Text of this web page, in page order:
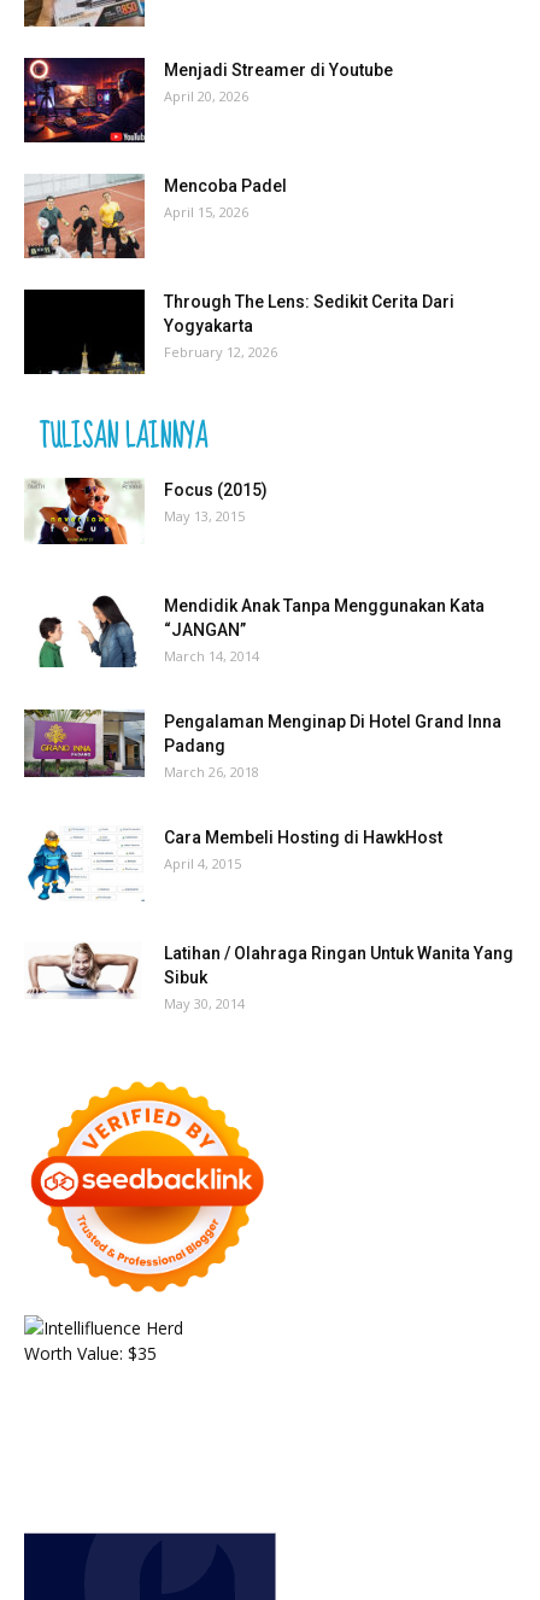
Menjadi Streamer di Youtube
April 20, 2026
Mencoba Padel
April 15, 2026
Through The Lens: Sedikit Cerita Dari
Yogyakarta
February 12, 2026
TULISAN LAINNYA
Focus (2015)
May 13, 2015
Mendidik Anak Tanpa Menggunakan Kata
“JANGAN”
March 14, 2014
Pengalaman Menginap Di Hotel Grand Inna
Padang
March 26, 2018
Cara Membeli Hosting di HawkHost
April 4, 2015
Latihan / Olahraga Ringan Untuk Wanita Yang
Sibuk
May 30, 2014